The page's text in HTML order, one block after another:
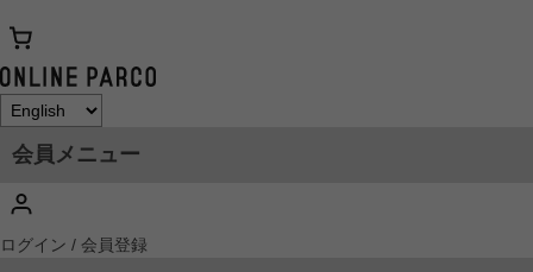
会員メニュー
ログイン / 会員登録